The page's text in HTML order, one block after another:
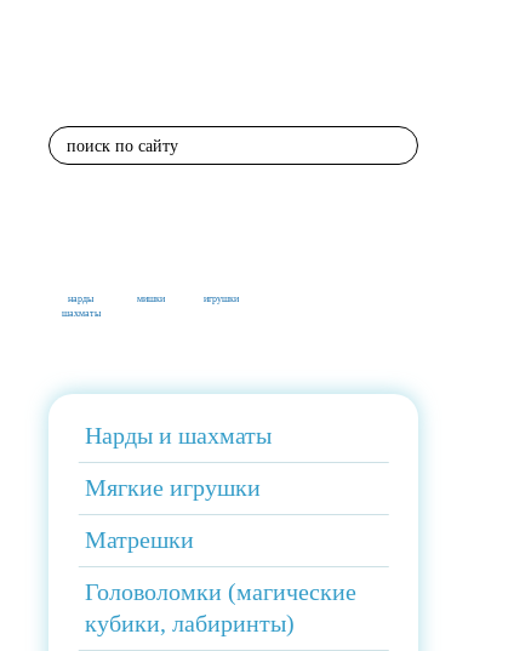
поиск по сайту
нарды
шахматы
мишки игрушки
Нарды и шахматы
Мягкие игрушки
Матрешки
Головоломки (магические
кубики, лабиринты)